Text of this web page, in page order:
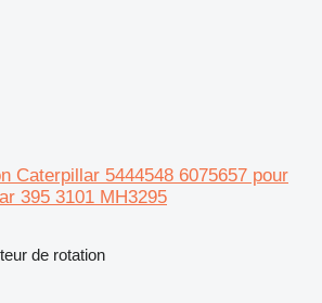
Caterpillar 5444548 6075657 pour
395 3101 MH3295
de rotation